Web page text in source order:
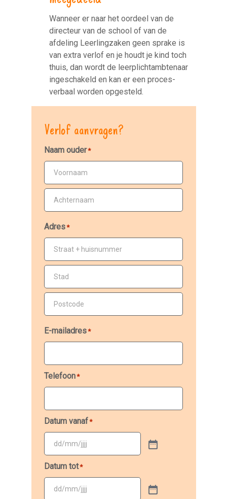
Wanneer er naar het oordeel van de
directeur van de school of van de
afdeling Leerlingzaken geen sprake is
van extra verlof en je houdt je kind toch
thuis, dan wordt de leerplichtambtenaar
ingeschakeld en kan er een proces-
verbaal worden opgesteld.
Verlof aanvragen?
Naam ouder*
Voornaam
Adres*
Straat
huisnummer
Plaats
E-mailadres*
Telefoon*
Datum vanaf*
Datum tot*